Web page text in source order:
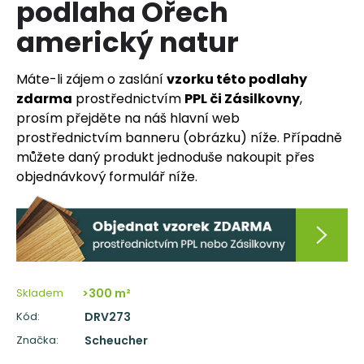
podlaha Ořech
americký natur
Máte-li zájem o zaslánívzorku této podlahy
zdarma prostřednictvím PPL či Zásilkovny,
prosím přejděte na náš hlavní web
prostřednictvím banneru (obrázku) níže. Případně
můžete daný produkt jednoduše nakoupit přes
objednávkový formulář níže.
Skladem >300 m²
Kód: DRV273
Značka: Scheucher
a
j
t
?
D
p
o
r
u